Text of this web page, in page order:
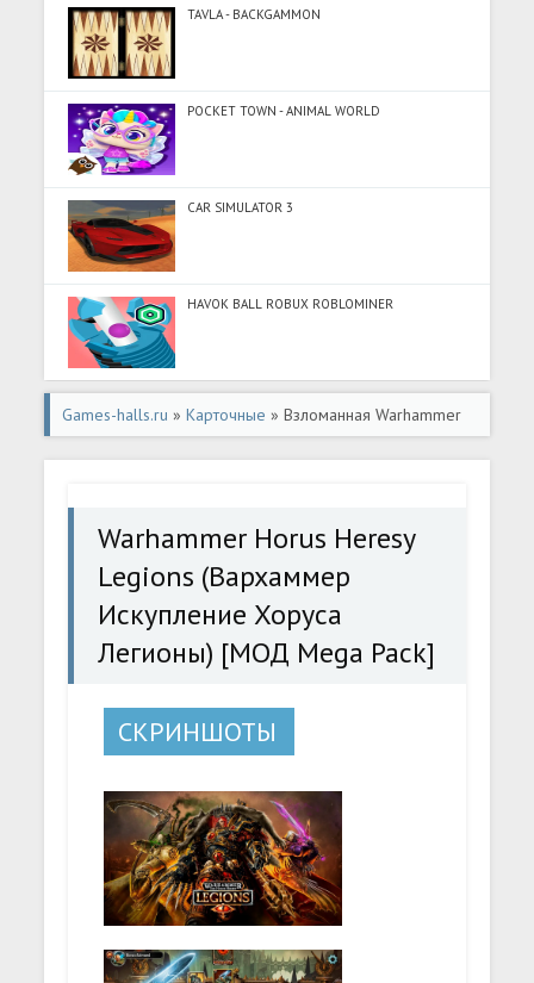
TAVLA - BACKGAMMON
POCKET TOWN - ANIMAL WORLD
CAR SIMULATOR 3
HAVOK BALL ROBUX ROBLOMINER
Games-halls.ru »Карточные » Взломанная Warhammer
Horus Heresy Legions (Вархаммер Искупление Хоруса
Андроид
Warhammer Horus Heresy
Legions (Вархаммер
Искупление Хоруса
Легионы) [МОД Mega Pack]
СКРИНШОТЫ